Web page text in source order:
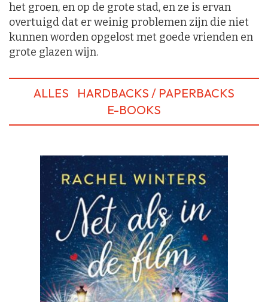
het groen, en op de grote stad, en ze is ervan
overtuigd dat er weinig problemen zijn die niet
kunnen worden opgelost met goede vrienden en
grote glazen wijn.
ALLES
HARDBACKS / PAPERBACKS
E-BOOKS